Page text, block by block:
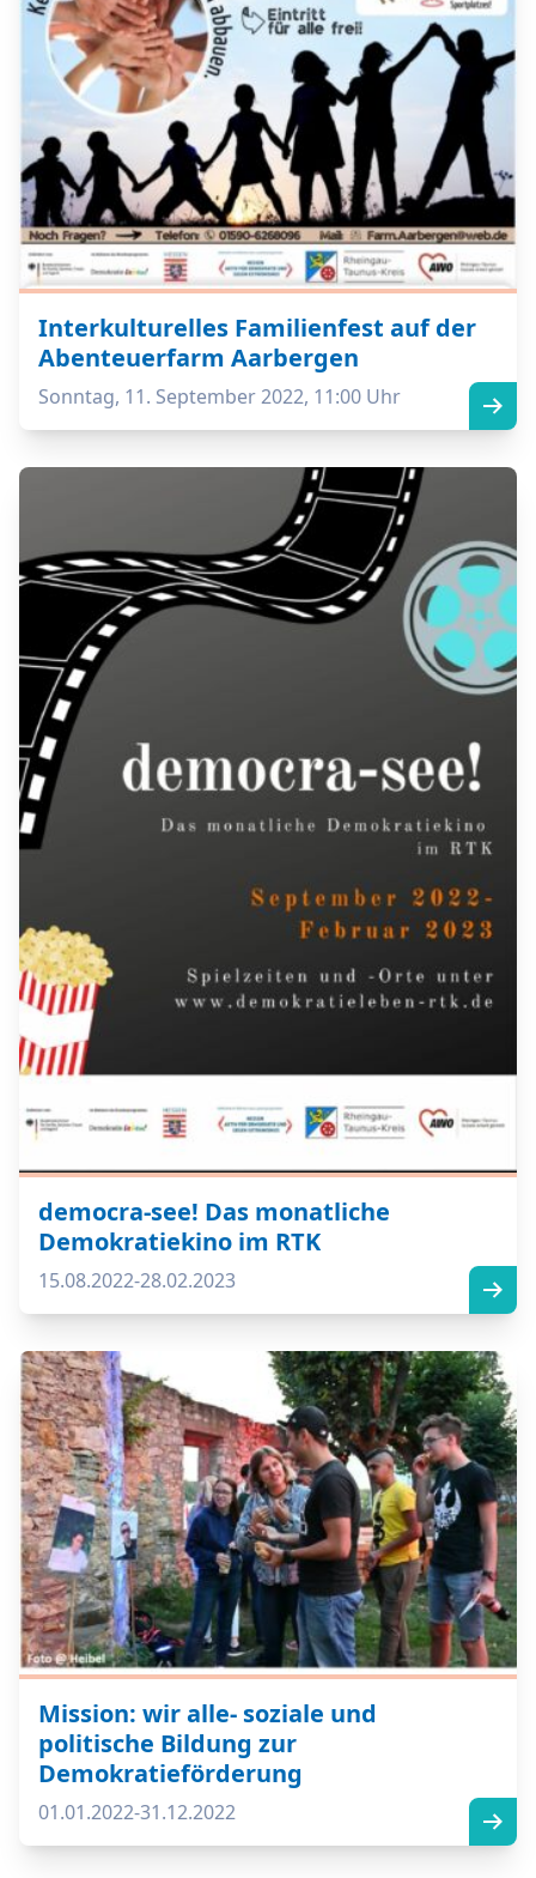
Interkulturelles Familienfest auf der
Abenteuerfarm Aarbergen
Sonntag, 11. September 2022, 11:00 Uhr
democra-see! Das monatliche
Demokratiekino im RTK
15.08.2022-28.02.2023
Mission: wir alle- soziale und
politische Bildung zur
Demokratieförderung
01.01.2022-31.12.2022